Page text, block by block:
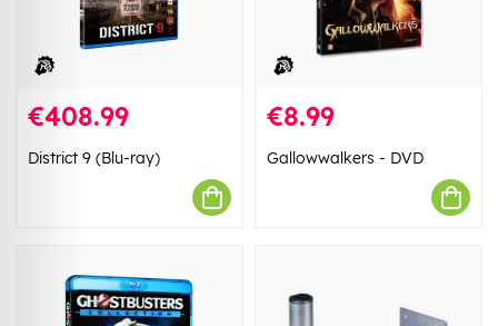
€408.99
District 9 (Blu-ray)
€8.99
Gallowwalkers - DVD